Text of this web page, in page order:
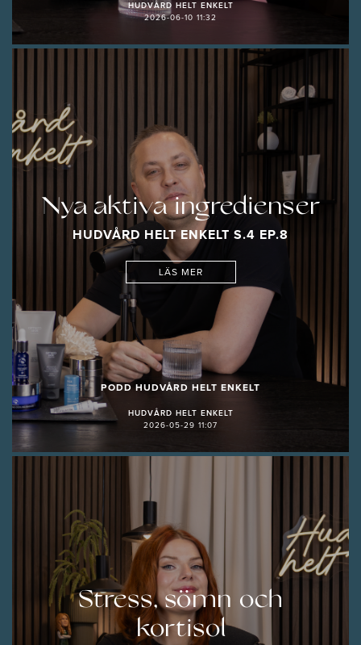
HUDVÅRD HELT ENKELT
2026-06-10 11:32
Nya aktiva ingredienser
HUDVÅRD HELT ENKELT S.4 EP.8
LÄS MER
PODD HUDVÅRD HELT ENKELT
HUDVÅRD HELT ENKELT
2026-05-29 11:07
Stress, sömn och
kortisol